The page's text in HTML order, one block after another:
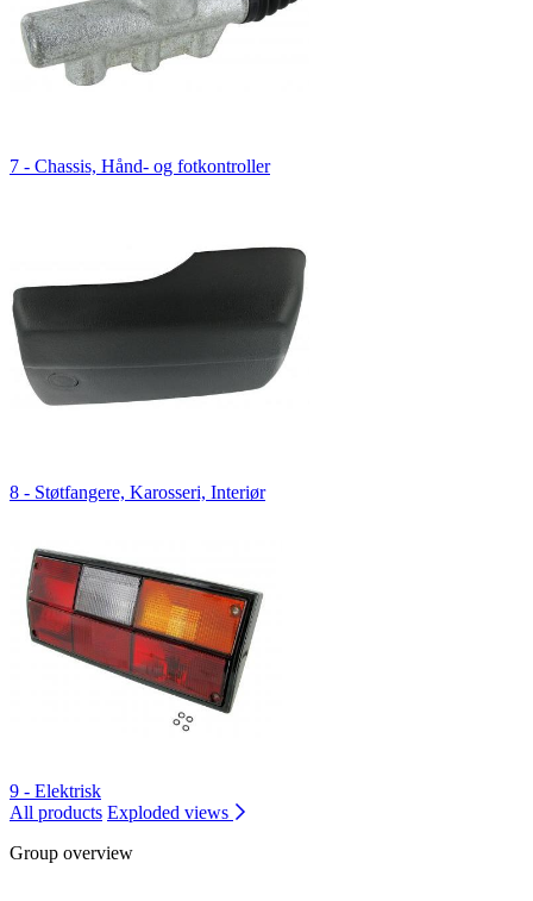
7 - Chassis, Hånd- og fotkontroller
8 - Støtfangere, Karosseri, Interiør
9 - Elektrisk
All products Exploded views
Group overview